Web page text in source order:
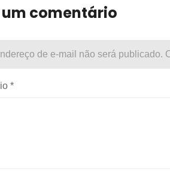
um comentário
de e-mail não será publicado.
*